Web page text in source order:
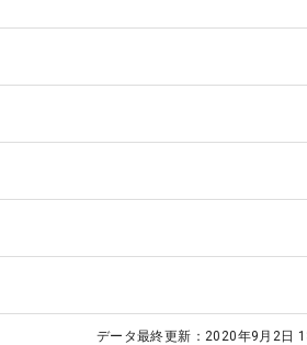
データ最終更新： 2020年9月2日